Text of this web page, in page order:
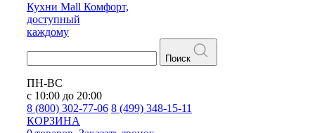
Кухни Mall Комфорт,
доступный
каждому
Поиск
ПН-ВС
с 10:00 до 20:00
8 (800) 302-77-06 8 (499) 348-15-11
КОРЗИНА